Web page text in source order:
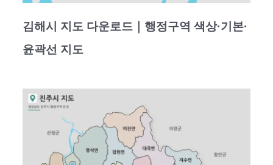
김해시 지도 다운로드｜행정구역 색상·기본·
윤곽선 지도